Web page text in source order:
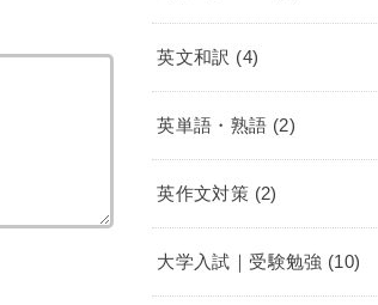
英文和訳 (4)
英単語・熟語 (2)
英作文対策 (2)
大学入試｜受験勉強 (10)